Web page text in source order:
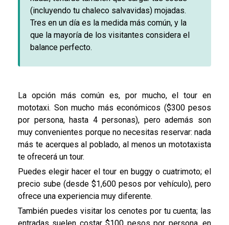
(incluyendo tu chaleco salvavidas) mojadas.
Tres en un día es la medida más común, y la
que la mayoría de los visitantes considera el
balance perfecto.
La opción más común es, por mucho, el tour en
mototaxi. Son mucho más económicos ($300 pesos
por persona, hasta 4 personas), pero además son
muy convenientes porque no necesitas reservar: nada
más te acerques al poblado, al menos un mototaxista
te ofrecerá un tour.
Puedes elegir hacer el tour en buggy o cuatrimoto; el
precio sube (desde $1,600 pesos por vehículo), pero
ofrece una experiencia muy diferente.
También puedes visitar los cenotes por tu cuenta; las